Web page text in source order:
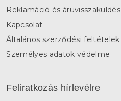
Reklamáció és áruvisszaküldés
Kapcsolat
Általános szerződési feltételek
Személyes adatok védelme
Feliratkozás hírlevélre